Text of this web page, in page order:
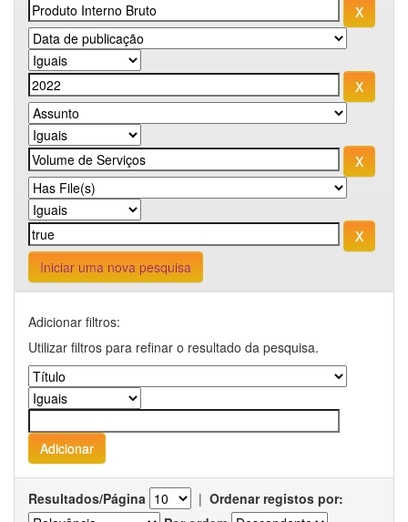
Iniciar uma nova pesquisa
Adicionar filtros:
Utilizar filtros para refinar o resultado da pesquisa.
Resultados/Página | Ordenar registos por: